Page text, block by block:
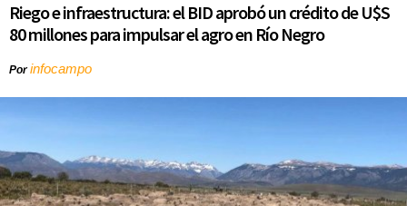
Riego e infraestructura: el BID aprobó un crédito de U$S
80 millones para impulsar el agro en Río Negro
Porinfocampo